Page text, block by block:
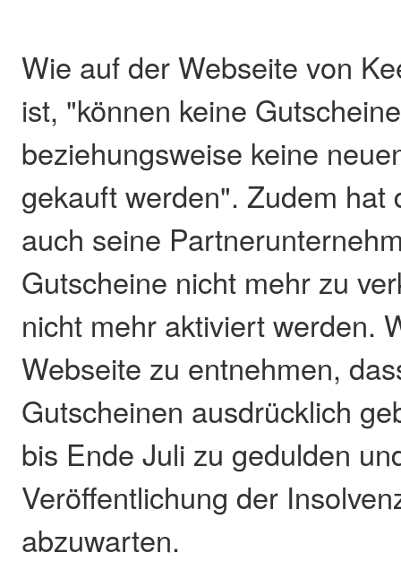
Wie auf der Webseite von
ist, "können keine
beziehungsweise keine
gekauft werden". Zudem hat
auch seine
Gutscheine nicht mehr zu
nicht mehr aktiviert werden.
Webseite zu entnehmen,
Gutscheinen ausdrücklich
bis Ende Juli zu gedulden
Veröffentlichung der
abzuwarten.